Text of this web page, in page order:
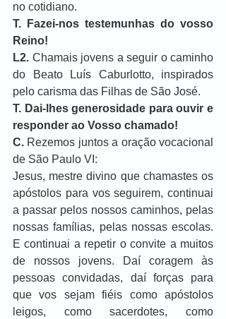
no cotidiano.
T.
Fazei-nos testemunhas do vosso
Reino!
L2. Chamais jovens a seguir o caminho
do Beato Luís Caburlotto, inspirados
pelo carisma das Filhas de São José.
T. Dai-lhes generosidade para ouvir e
responder ao Vosso chamado!
C. Rezemos juntos a oração vocacional
de São Paulo VI:
Jesus, mestre divino que chamastes os
apóstolos para vos seguirem, continuai
a passar pelos nossos caminhos, pelas
nossas famílias, pelas nossas escolas.
E continuai a repetir o convite a muitos
de nossos jovens. Daí coragem às
pessoas convidadas, daí forças para
que vos sejam fiéis como apóstolos
leigos, como sacerdotes, como